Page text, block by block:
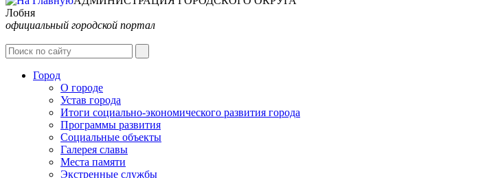
Лобня
официальный городской портал
Город
О городе
Устав города
Итоги социально-экономического развития города
Программы развития
Социальные объекты
Галерея славы
Места памяти
Экстренные службы